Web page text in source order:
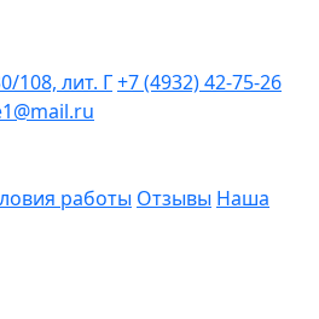
108, лит. Г+7 (4932) 42-75-26
работы Отзывы Наша